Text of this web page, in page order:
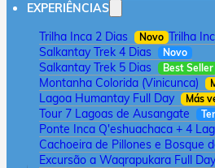
EXPERIÊNCIAS
Trilha Inca 2 Dias
Novo Trilha
Salkantay Trek 4 Dias Novo
Salkantay Trek 5 Dias Best Seller
Montanha Colorida (Vinicunca)
Lagoa Humantay Full Day Más
Tour 7 Lagoas de Ausangate
Ponte Inca Q'eshuachaca + 4
Cachoeira de Pillones e Bosque
Excursão a Waqrapukara Full Day